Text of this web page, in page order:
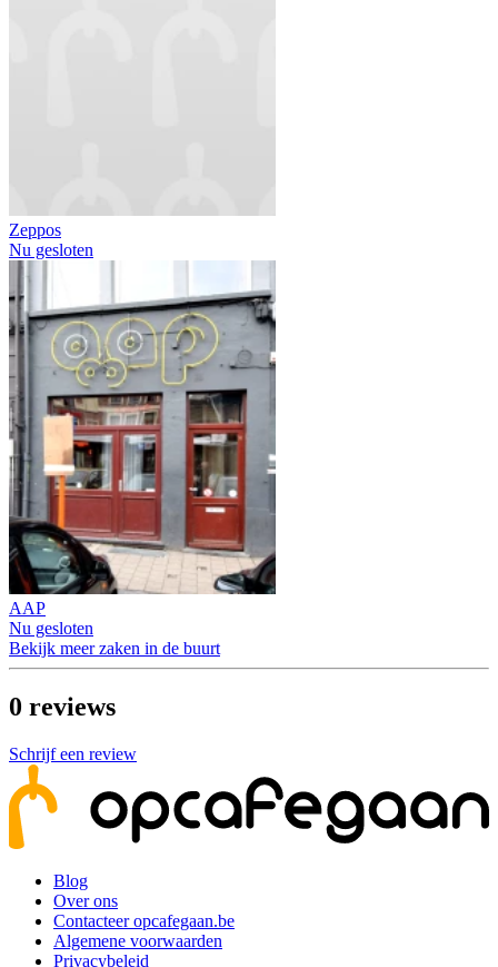
Zeppos
Nu gesloten
AAP
Nu gesloten
Bekijk meer zaken in de buurt
0 reviews
Schrijf een review
Blog
Over ons
Contacteer opcafegaan.be
Algemene voorwaarden
Privacybeleid